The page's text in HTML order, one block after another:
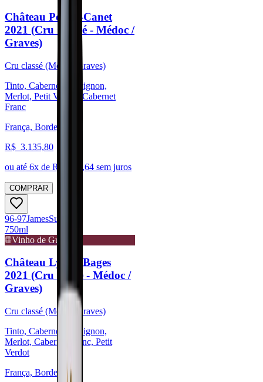
Château Pontet-Canet
2021 (Cru Classé - Médoc /
Graves)
Cru classé (Médoc/Graves)
Tinto, Cabernet Sauvignon,
Merlot, Petit Verdot, Cabernet
Franc
França, Bordeaux
R$ 3.135,80
ou até 6x de R$ 522,64 sem juros
COMPRAR
96-97JamesSuckling
750ml
Vinho de Guarda
Château Lynch-Bages
2021 (Cru classé - Médoc /
Graves)
Cru classé (Médoc/Graves)
Tinto, Cabernet Sauvignon,
Merlot, Cabernet Franc, Petit
Verdot
França, Bordeaux